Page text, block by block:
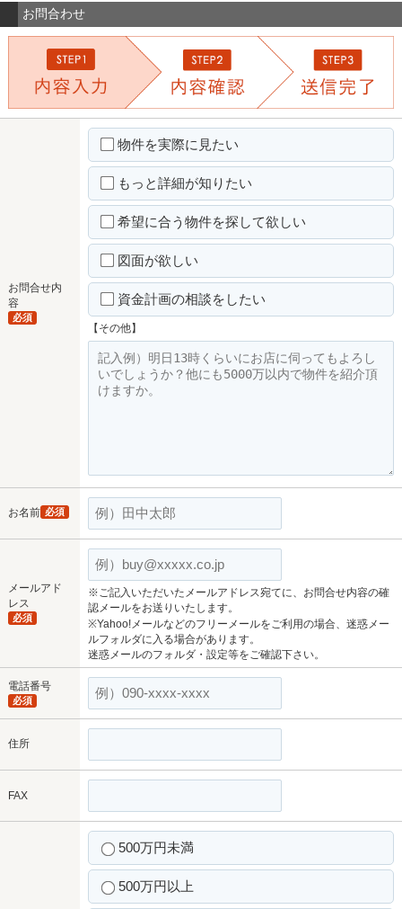
お問合わせ
お問合せ内
容
必須
物件を実際に見たい
もっと詳細が知りたい
希望に合う物件を探して欲しい
図面が欲しい
資金計画の相談をしたい
【その他】
お名前 必須
メールアド
レス
必須
※ご記入いただいたメールアドレス宛てに、お問合せ内容の確
認メールをお送りいたします。
※Yahoo!メールなどのフリーメールをご利用の場合、迷惑メー
ルフォルダに入る場合があります。
迷惑メールのフォルダ・設定等をご確認下さい。
電話番号
必須
住所
FAX
500万円未満
500万円以上